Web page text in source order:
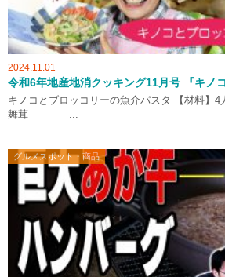
2024.11.01
令和6年地産地消クッキング11月号 『キノ
キノコとブロッコリーの魚介パスタ 【材料】
舞茸 ...
グルメスポット・商品